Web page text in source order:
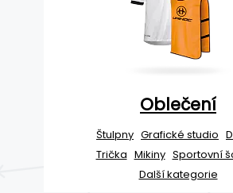
Oblečení
Štulpny Grafické studio
Trička Mikiny Sportovní
Další kategorie